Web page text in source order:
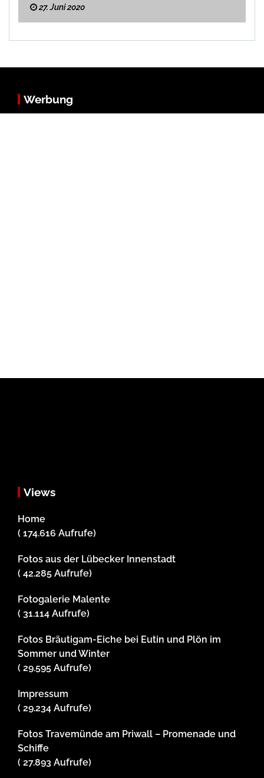
27. Juni 2020
Werbung
Views
Home
( 174.616 Aufrufe)
Fotos aus der Lübecker Innenstadt
( 42.285 Aufrufe)
Fotogalerie Malente
( 31.114 Aufrufe)
Fotos Bräutigam-Eiche bei Eutin und Plön im
Sommer und Winter
( 29.595 Aufrufe)
Impressum
( 29.234 Aufrufe)
Fotos Travemünde am Priwall – Promenade und
Schiffe
( 27.893 Aufrufe)